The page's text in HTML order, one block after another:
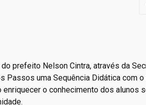
prefeito Nelson Cintra, através da
Passos uma Sequência Didática com o
o conhecimento dos alunos